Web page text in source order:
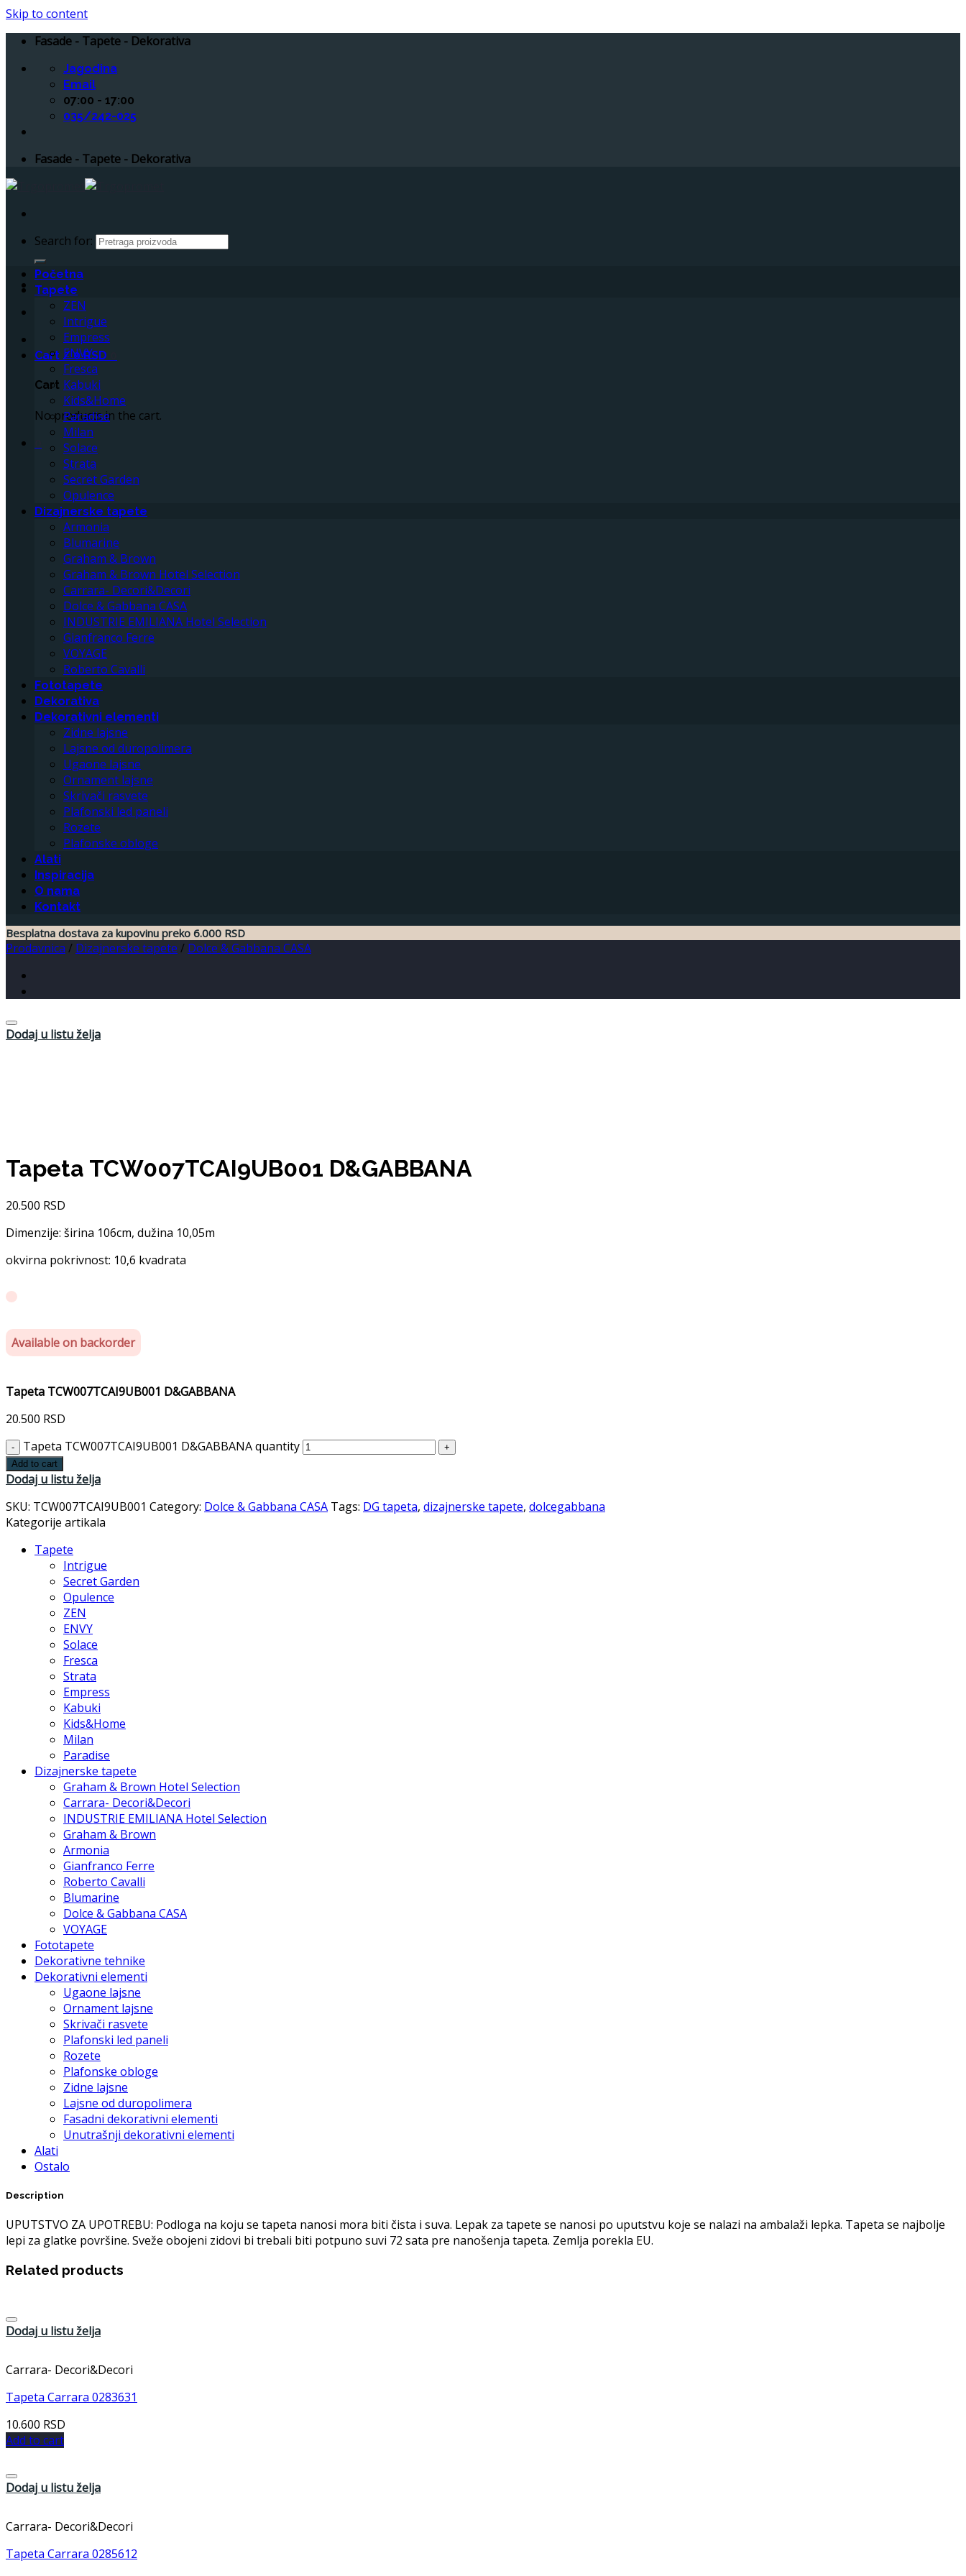
Skip to content
Fasade - Tapete - Dekorativa
Jagodina
Email
07:00 - 17:00
035/242-025
Fasade - Tapete - Dekorativa
Search for:
Cart /0RSD
Cart
No products in the cart.
Početna
Tapete
ZEN
Intrigue
Empress
ENVY
Fresca
Kabuki
Kids&Home
Paradise
Milan
Solace
Strata
Secret Garden
Opulence
Dizajnerske tapete
Armonia
Blumarine
Graham & Brown
Graham & Brown Hotel Selection
Carrara- Decori&Decori
Dolce & Gabbana CASA
INDUSTRIE EMILIANA Hotel Selection
Gianfranco Ferre
VOYAGE
Roberto Cavalli
Fototapete
Dekorativa
Dekorativni elementi
Zidne lajsne
Lajsne od duropolimera
Ugaone lajsne
Ornament lajsne
Skrivači rasvete
Plafonski led paneli
Rozete
Plafonske obloge
Alati
Inspiracija
O nama
Kontakt
Besplatna dostava za kupovinu preko 6.000 RSD
Prodavnica / Dizajnerske tapete / Dolce & Gabbana CASA
Dodaj u listu želja
Tapeta TCW007TCAI9UB001 D&GABBANA
20.500 RSD
Dimenzije: širina 106cm, dužina 10,05m
okvirna pokrivnost: 10,6 kvadrata
Available on backorder
Tapeta TCW007TCAI9UB001 D&GABBANA
20.500 RSD
Tapeta TCW007TCAI9UB001 D&GABBANA quantity
Add to cart
Dodaj u listu želja
SKU: TCW007TCAI9UB001 Category: Dolce & Gabbana CASA Tags: DG tapeta, dizajnerske tapete, dolcegabbana
Kategorije artikala
Tapete
Intrigue
Secret Garden
Opulence
ZEN
ENVY
Solace
Fresca
Strata
Empress
Kabuki
Kids&Home
Milan
Paradise
Dizajnerske tapete
Graham & Brown Hotel Selection
Carrara- Decori&Decori
INDUSTRIE EMILIANA Hotel Selection
Graham & Brown
Armonia
Gianfranco Ferre
Roberto Cavalli
Blumarine
Dolce & Gabbana CASA
VOYAGE
Fototapete
Dekorativne tehnike
Dekorativni elementi
Ugaone lajsne
Ornament lajsne
Skrivači rasvete
Plafonski led paneli
Rozete
Plafonske obloge
Zidne lajsne
Lajsne od duropolimera
Fasadni dekorativni elementi
Unutrašnji dekorativni elementi
Alati
Ostalo
Description
UPUTSTVO ZA UPOTREBU: Podloga na koju se tapeta nanosi mora biti čista i suva. Lepak za tapete se nanosi po uputstvu koje se nalazi na ambalaži lepka. Tapeta se najbolje
lepi za glatke površine. Sveže obojeni zidovi bi trebali biti potpuno suvi 72 sata pre nanošenja tapeta. Zemlja porekla EU.
Related products
Dodaj u listu želja
Carrara- Decori&Decori
Tapeta Carrara 0283631
10.600 RSD
Add to cart
Dodaj u listu želja
Carrara- Decori&Decori
Tapeta Carrara 0285612